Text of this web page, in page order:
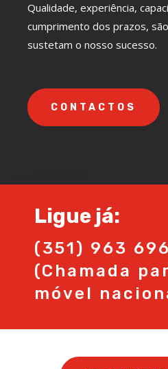
Qualidade, experiência,
cumprimento dos prazos,
sustetam o nosso sucesso.
CONTACTOS
Ligue já:
(351) 963
(Chamada
móvel